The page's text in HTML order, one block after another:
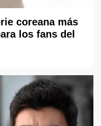
coreana más
los fans del